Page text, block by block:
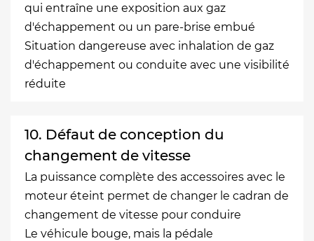
qui entraîne une exposition aux gaz
d'échappement ou un pare-brise embué
Situation dangereuse avec inhalation de gaz
d'échappement ou conduite avec une visibilité
réduite
10. Défaut de conception du
changement de vitesse
La puissance complète des accessoires avec le
moteur éteint permet de changer le cadran de
changement de vitesse pour conduire
Le véhicule bouge, mais la pédale